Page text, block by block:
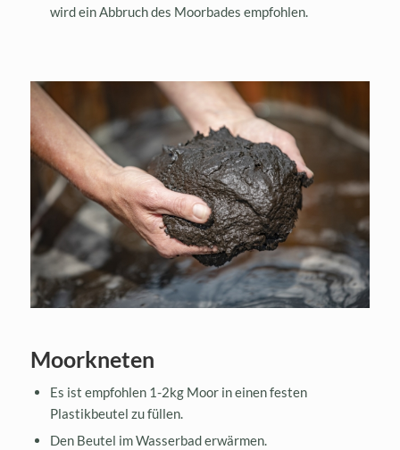
wird ein Abbruch des Moorbades empfohlen.
Moorkneten
Es ist empfohlen 1-2kg Moor in einen festen
Plastikbeutel zu füllen.
Den Beutel im Wasserbad erwärmen.